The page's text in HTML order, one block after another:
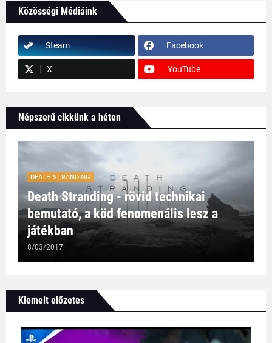
Közösségi Médiáink
Steam Facebook
X YouTube
Népszerű cikkünk a héten
DEATH STRANDING
Death Stranding - rövid technikai
bemutató, a köd fenomenális lesz a
játékban
8/03/2017
Kiemelt előzetes